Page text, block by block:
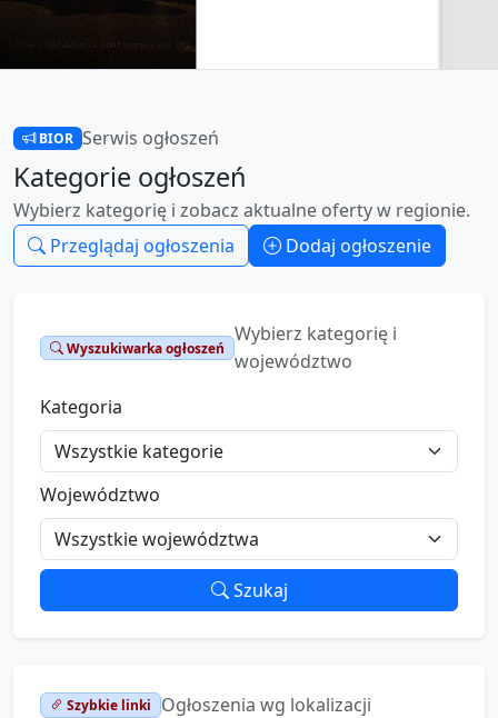
BIOR Serwis ogłoszeń
Kategorie ogłoszeń
Wybierz kategorię i zobacz aktualne oferty w regionie.
Przeglądaj ogłoszenia
Dodaj ogłoszenie
Wyszukiwarka ogłoszeń
Wybierz kategorię i
województwo
Kategoria
Województwo
Szukaj
Szybkie linki Ogłoszenia wg lokalizacji